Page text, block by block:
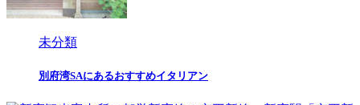
未分類
別府湾SAにあるおすすめイタリアン